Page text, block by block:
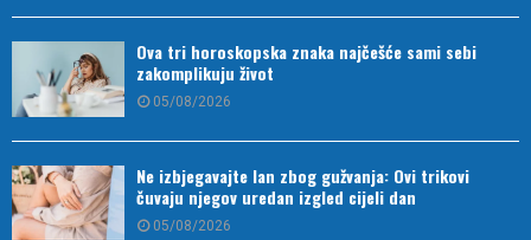
Ova tri horoskopska znaka najčešće sami sebi
zakomplikuju život
05/08/2026
Ne izbjegavajte lan zbog gužvanja: Ovi trikovi
čuvaju njegov uredan izgled cijeli dan
05/08/2026